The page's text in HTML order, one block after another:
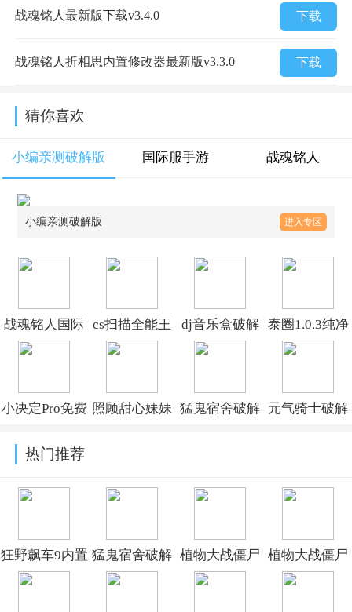
战魂铭人最新版下载v3.4.0 下载
战魂铭人折相思内置修改器最新版v3.3.0 下载
猜你喜欢
小编亲测破解版 国际服手游 战魂铭人
小编亲测破解版 进入专区
战魂铭人国际
版破解版内置
(Otherworld
Legends)v3.4.0
cs扫描全能王
永久免费版
dj音乐盒破解
版无限金币最
泰圈1.0.3纯净
版1.0.3
小决定Pro免费 照顾甜心妹妹 猛鬼宿舍破解
新版v2.5.20
元气骑士破解
热门推荐
狂野飙车9内置
修改器最新版
猛鬼宿舍破解
版下载无限金
植物大战僵尸
杂交版破解版
植物大战僵尸
杂交版重制版